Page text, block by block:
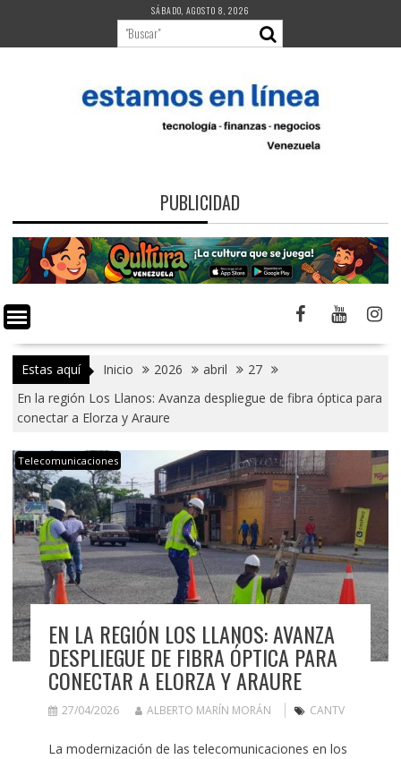
contenido
SÁBADO, AGOSTO 8, 2026
PUBLICIDAD
Estas aquí Inicio 2026 abril
27
En la región Los Llanos: Avanza despliegue de fibra óptica para
conectar a Elorza y Araure
Telecomunicaciones
EN LA REGIÓN LOS LLANOS: AVANZA
DESPLIEGUE DE FIBRA ÓPTICA PARA
CONECTAR A ELORZA Y ARAURE
27/04/2026 ALBERTO MARÍN MORÁN CANTV
La modernización de las telecomunicaciones en los